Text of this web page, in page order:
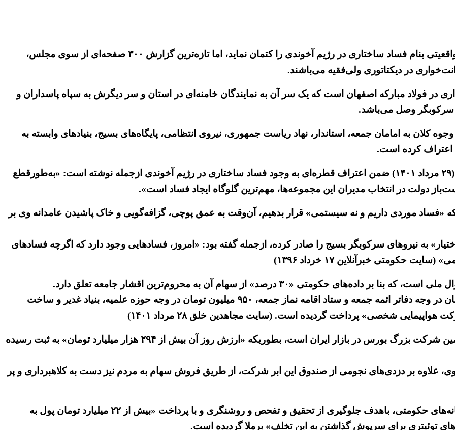
درحالی‌که خامنه‌ای به‌دروغ و به‌کرات تلاش نموده تا وجود واقعیتی بنام فساد ساختاری در رژیم آخوندی را کتمان نماید، اما تازه‌ترین گزارش ۳۰۰ صفحه‌ای از سوی مجلس،
در دیکتاتوری ولی‌فقیه می‌باشند.
و کلاهبرداری در فولاد مبارکه اصفهان است که یک‌ سر آن به نمایندگان خامنه‌ای در استان و سر دیگرش به سپاه پاسداران و
سرکوبگر وصل می‌باشد.
تخلف مالی و پرداخت وجوه کلان به امامان جمعه، استاندار، نهاد ریاست جمهوری، نیروی انتظامی، پایگاه‌های بسیج، بنیادهای وابسته به
اعتراف کرده است.
در این رابطه خبرگزاری سپاه پاسداران، موسوم به فارس (۲۹ مرداد ۱۴۰۱) ضمن اعتراف قطره‌ای به وجود فساد ساختاری در رژیم آخوندی ازجمله نوشته است: «به‌طورقطع
دولت در انتخاب مدیران این مجموعه‌ها، مهم‌ترین گلوگاه ایجاد فساد است».
«فساد موردی داریم و نه سیستمی» قرار بدهیم، آن‌وقت به عمق پوچی، گزافه‌گویی و خاک پاشیدن عامدانه وی بر
به نیروهای سرکوبگر بسیج را صادر کرده، ازجمله گفته بود: «امروز، فسادهایی وجود دارد که اگرچه فسادهای
خبرآنلاین ۱۷ خرداد ۱۳۹۶)
دراین راستا فاش گردیده که «یک میلیارد و ۴۴۰ میلیون تومان در وجه دفاتر ائمه جمعه و ستاد اقامه نماز جمعه، ۹۵۰ میلیون تومان در وجه حوزه علمیه، بنیاد غدیر و ساخت
این وضعیت ضد انسانی در حالی است که فولاد مبارکه دومین شرکت بزرگ بورس در بازار ایران است، بطوریکه «ارزش روز آن بیش از ۲۹۴ هزار میلیارد تومان» به ثبت رسیده
علاوه بر دزدی‌های نجومی از صندوق این ابر شرکت، از طریق فروش سهام به مردم نیز دست به کلاهبرداری و پر
همچنین در این میان نیز ابعاد مافیای قدرت و ثروت در رسانه‌های حکومتی، باهدف جلوگیری از تحقیق و تفحص و روشنگری و با پرداخت «بیش از ۲۲ میلیارد تومان پول به